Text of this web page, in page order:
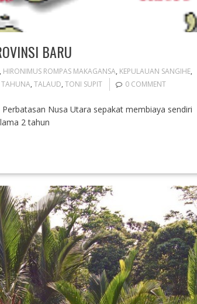
BARU
, HIRONIMUS ROMPAS MAKAGANSA, KEPULAUAN SANGIHE,
TAHUNA, TALAUD, TONI SUPIT 0 COMMENT
Nusa Utara sepakat membiaya sendiri
2 tahun